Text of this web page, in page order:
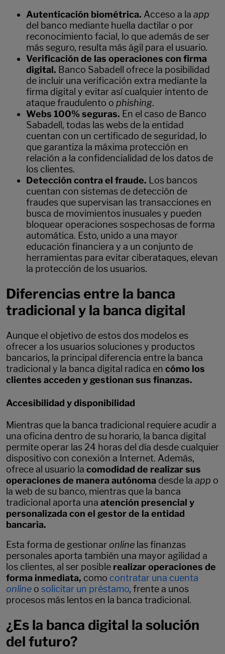
Autenticación biométrica. Acceso a la app
del banco mediante huella dactilar o por
reconocimiento facial, lo que además de ser
más seguro, resulta más ágil para el usuario.
Verificación de las operaciones con firma
digital. Banco Sabadell ofrece la posibilidad
de incluir una verificación extra mediante la
firma digital y evitar así cualquier intento de
ataque fraudulento o phishing.
Webs 100% seguras. En el caso de Banco
Sabadell, todas las webs de la entidad
cuentan con un certificado de seguridad, lo
que garantiza la máxima protección en
relación a la confidencialidad de los datos de
los clientes.
Detección contra el fraude. Los bancos
cuentan con sistemas de detección de
fraudes que supervisan las transacciones en
busca de movimientos inusuales y pueden
bloquear operaciones sospechosas de forma
automática. Esto, unido a una mayor
educación financiera y a un conjunto de
herramientas para evitar ciberataques, elevan
la protección de los usuarios.
Diferencias entre la banca
tradicional y la banca digital
Aunque el objetivo de estos dos modelos es
ofrecer a los usuarios soluciones y productos
bancarios, la principal diferencia entre la banca
tradicional y la banca digital radica en cómo los
clientes acceden y gestionan sus finanzas.
Accesibilidad y disponibilidad
Mientras que la banca tradicional requiere acudir a
una oficina dentro de su horario, la banca digital
permite operar las 24 horas del día desde cualquier
dispositivo con conexión a Internet. Además,
ofrece al usuario la comodidad de realizar sus
operaciones de manera autónoma desde la app o
la web de su banco, mientras que la banca
tradicional aporta una atención presencial y
personalizada con el gestor de la entidad
bancaria.
Esta forma de gestionar online las finanzas
personales aporta también una mayor agilidad a
los clientes, al ser posible realizar operaciones de
forma inmediata, como contratar una cuenta
online o solicitar un préstamo, frente a unos
procesos más lentos en la banca tradicional.
¿Es la banca digital la solución
del futuro?